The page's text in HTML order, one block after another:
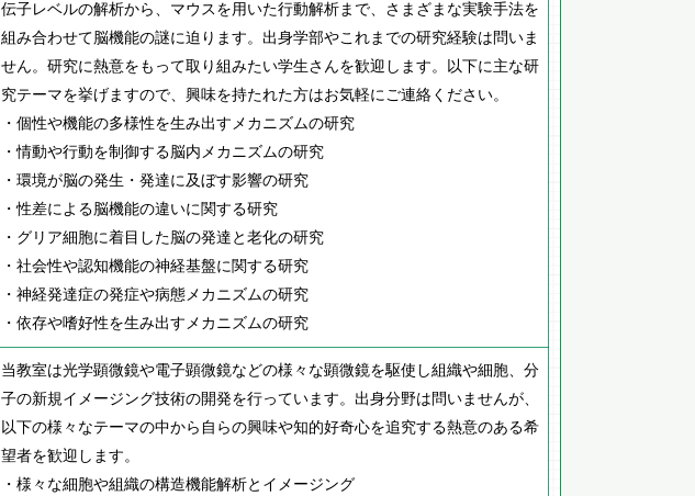
伝子レベルの解析から、マウスを用いた行動解析まで、さまざまな実験手法を
組み合わせて脳機能の謎に迫ります。出身学部やこれまでの研究経験は問いま
せん。研究に熱意をもって取り組みたい学生さんを歓迎します。以下に主な研
究テーマを挙げますので、興味を持たれた方はお気軽にご連絡ください。
・個性や機能の多様性を生み出すメカニズムの研究
・情動や行動を制御する脳内メカニズムの研究
・環境が脳の発生・発達に及ぼす影響の研究
・性差による脳機能の違いに関する研究
・グリア細胞に着目した脳の発達と老化の研究
・社会性や認知機能の神経基盤に関する研究
・神経発達症の発症や病態メカニズムの研究
・依存や嗜好性を生み出すメカニズムの研究
当教室は光学顕微鏡や電子顕微鏡などの様々な顕微鏡を駆使し組織や細胞、分
子の新規イメージング技術の開発を行っています。出身分野は問いませんが、
以下の様々なテーマの中から自らの興味や知的好奇心を追究する熱意のある希
望者を歓迎します。
・様々な細胞や組織の構造機能解析とイメージング